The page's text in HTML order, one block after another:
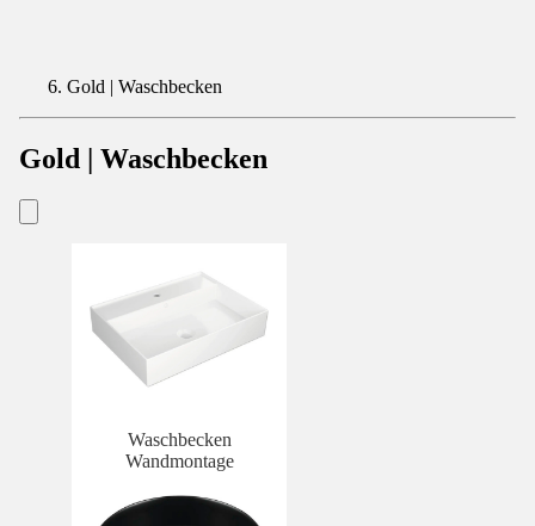
Gold | Waschbecken
Gold | Waschbecken
Waschbecken
Wandmontage